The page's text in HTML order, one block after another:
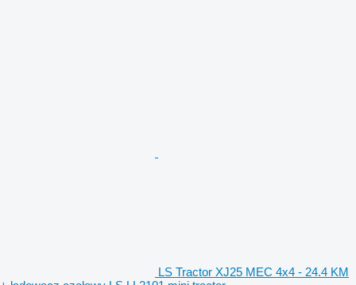
LS Tractor XJ25 MEC 4x4 - 24.4 KM